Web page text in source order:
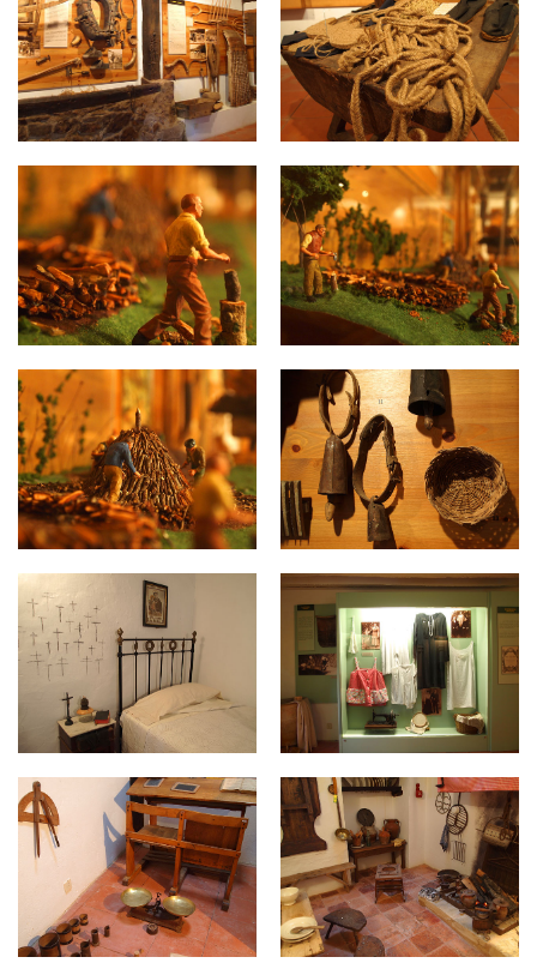
pipaon-museo-008.jpg pipaon-museo-009.jpg
pipaon-museo-010.jpg pipaon-museo-011.jpg
pipaon-museo-012.jpg pipaon-museo-013.jpg
pipaon-museo-014.jpg pipaon-museo-015.jpg